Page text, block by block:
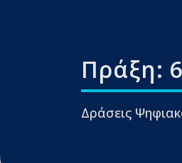
Πράξη:
Δράσεις